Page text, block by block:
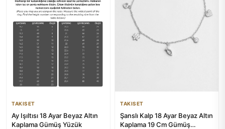
TAKISET
Ay Işıltısı 18 Ayar Beyaz Altın
Kaplama Gümüş Yüzük
TAKISET
Şanslı Kalp 18 Ayar Beyaz Altın
Kaplama 19 Cm Gümüş